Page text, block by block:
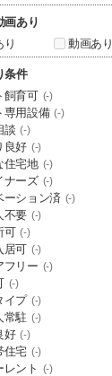
画あり
り
動画あり
条件
飼育可 (-)
専用設備 (-)
談 (-)
良好 (-)
住宅地 (-)
ナーズ (-)
ーション済 (-)
不要 (-)
可 (-)
居可 (-)
フリー (-)
(-)
イプ (-)
常駐 (-)
好 (-)
住宅 (-)
レント (-)